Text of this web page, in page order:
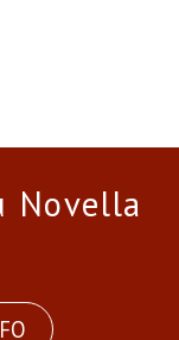
Novella